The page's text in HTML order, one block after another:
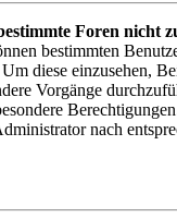
Foren nicht
bestimmten
diese einzusehen,
Vorgänge
nach